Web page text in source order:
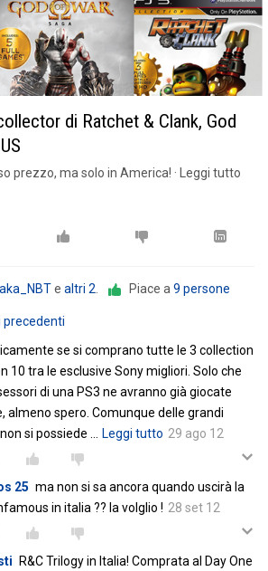
di Ratchet & Clank, God
prezzo, ma solo in America! · Leggi tutto
e altri 2. Piace a9 persone
precedenti
se si comprano tutte le 3 collection
10 tra le esclusive Sony migliori. Solo che
di una PS3 ne avranno già giocate
almeno spero. Comunque delle grandi
si possiede … Leggi tutto 29 ago 12
25 ma non si sa ancora quando uscirà la
in italia ?? la volglio ! 28 set 12
R&C Trilogy in Italia! Comprata al Day One